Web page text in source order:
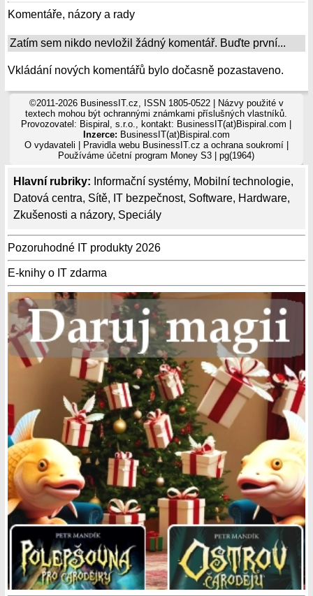
Hlavní rubriky: Informační systémy, Mobilní technologie,
Datová centra, Sítě, IT bezpečnost, Software, Hardware,
Zkušenosti a názory, Speciály
Pozoruhodné IT produkty 2026
E-knihy o IT zdarma
Komentáře, názory a rady
Zatím sem nikdo nevložil žádný komentář. Buďte první...
Vkládání nových komentářů bylo dočasně pozastaveno.
©2011-2026 BusinessIT.cz, ISSN 1805-0522 | Názvy použité v
textech mohou být ochrannými známkami příslušných vlastníků.
Provozovatel: Bispiral, s.r.o., kontakt: BusinessIT(at)Bispiral.com |
Inzerce: BusinessIT(at)Bispiral.com
O vydavateli
Pravidla webu BusinessIT.cz a ochrana soukromí|
Používámeúčetní program Money S3 | pg(1964)